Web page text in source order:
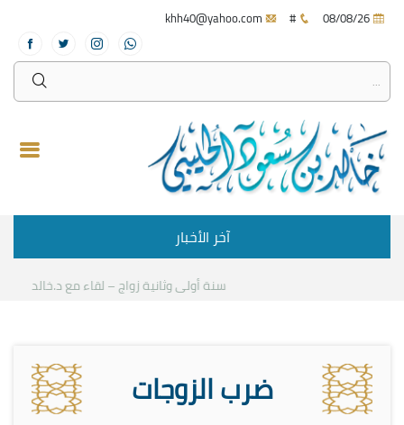
#
آخر الأخبار
سنة أولى وثانية زواج – لقاء مع د.خالد الحليبي
ضرب الزوجات